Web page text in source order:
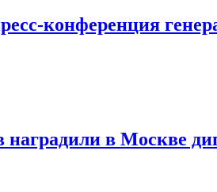
конференция
наградили в Москве